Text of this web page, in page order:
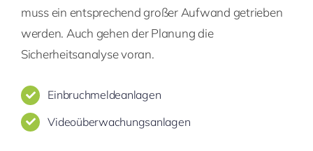
muss ein entsprechend großer Aufwand getrieben
werden. Auch gehen der Planung die
Sicherheitsanalyse voran.
Einbruchmeldeanlagen
Videoüberwachungsanlagen